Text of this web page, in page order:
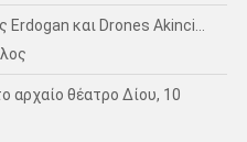
Erdogan και Drones Akinci…
αρχαίο θέατρο Δίου, 10